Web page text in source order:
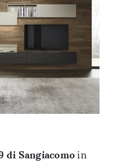
di Sangiacomo in